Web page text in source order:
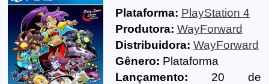
Plataforma: PlayStation 4
Produtora: WayForward
Distribuidora: WayForward
Gênero: Plataforma
Lançamento: 20 de